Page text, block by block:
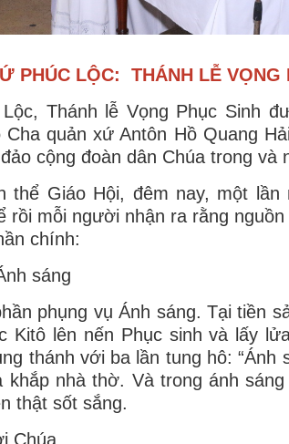
PHÚC LỘC: THÁNH LỄ VỌNG
Thánh lễ Vọng Phục Sinh
Cha quản xứ Antôn Hồ Quang
cộng đoàn dân Chúa trong và
thể Giáo Hội, đêm nay, một
rồi mỗi người nhận ra rằng
chính:
sáng
phụng vụ Ánh sáng. Tại tiền
lên nến Phục sinh và lấy
thánh với ba lần tung hô: “Ánh
nhà thờ. Và trong ánh
thật sốt sắng.
Chúa